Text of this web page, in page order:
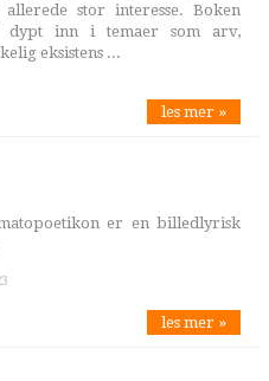
stor interesse. Boken
dypt inn i temaer som arv,
eksistens ...
les mer »
er en billedlyrisk
les mer »